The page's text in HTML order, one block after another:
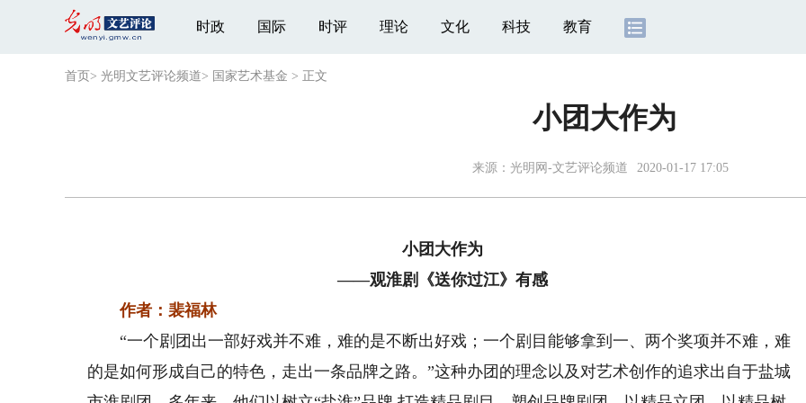
时政 国际 时评 理论 文化 科技 教育
首页 > 光明文艺评论频道> 国家艺术基金 > 正文
小团大作为
来源： 光明网-文艺评论频道 2020-01-17 17:05
小团大作为
——观淮剧《送你过江》有感
作者：裴福林
“一个剧团出一部好戏并不难，难的是不断出好戏；一个剧目能够拿到一、两个奖项并不难，难
的是如何形成自己的特色，走出一条品牌之路。”这种办团的理念以及对艺术创作的追求出自于盐城